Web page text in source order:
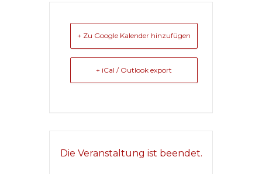
+ Zu Google Kalender hinzufügen
+ iCal / Outlook export
Die Veranstaltung ist beendet.